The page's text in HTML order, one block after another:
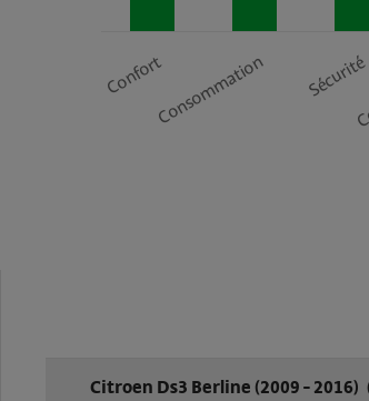
ConfortConsommation Sécurité
Citroen Ds3 Berline (2009 - 2016)